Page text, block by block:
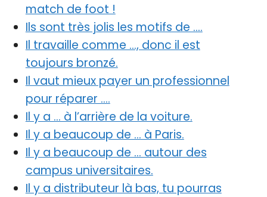
match de foot !
Ils sont très jolis les motifs de ….
Il travaille comme …, donc il est
toujours bronzé.
Il vaut mieux payer un professionnel
pour réparer ….
Il y a … à l’arrière de la voiture.
Il y a beaucoup de … à Paris.
Il y a beaucoup de … autour des
campus universitaires.
Il y a distributeur là bas, tu pourras